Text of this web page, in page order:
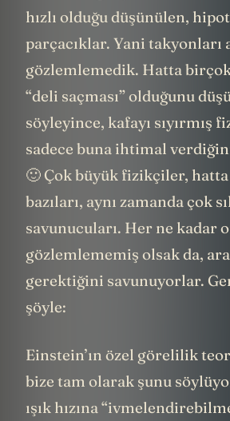
anlamına geliyor. Bunlar
hızlı olduğu düşünülen,
parçacıklar. Yani takyonları
gözlemlemedik. Hatta
“deli saçması” olduğunu
söyleyince, kafayı sıyırmış
sadece buna ihtimal
🙂 Çok büyük fizikçiler,
bazıları, aynı zamanda çok
savunucuları. Her ne kadar
gözlemlememiş olsak da,
gerektiğini savunuyorlar.
Einstein’ın özel görelilik
bize tam olarak şunu